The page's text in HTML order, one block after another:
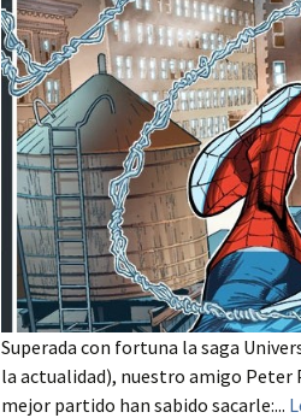
Superada con fortuna la saga
la actualidad), nuestro amigo Peter
mejor partido han sabido sacarle:...